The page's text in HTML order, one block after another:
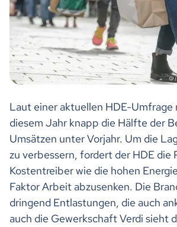
Laut einer aktuellen HDE-Umfrage
diesem Jahr knapp die Hälfte der
Umsätzen unter Vorjahr. Um die
zu verbessern, fordert der HDE die
Kostentreiber wie die hohen
Faktor Arbeit abzusenken. Die
dringend Entlastungen, die auch
auch die Gewerkschaft Verdi sieht